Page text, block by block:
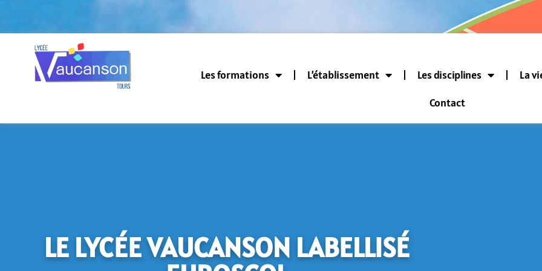
Les formations L’établissement Les disciplines La
Contact
LE LYCÉE VAUCANSON LABELLISÉ